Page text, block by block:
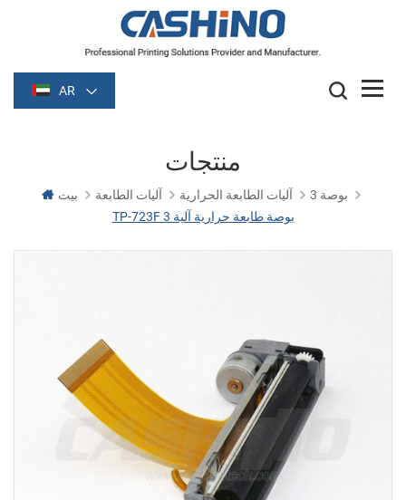
AR
منتجات
بيت آليات الطابعة آليات الطابعة الحرارية
3 بوصة
TP-723F 3 بوصة طابعة حرارية آلية